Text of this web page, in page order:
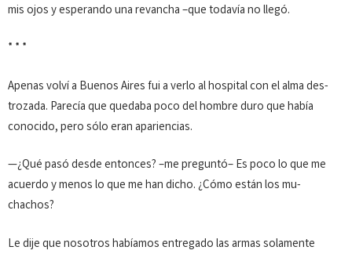
mis ojos y esperando una revancha –que todavía no lle­gó.
* * *
Apenas volví a Buenos Aires fui a verlo al hospital con el alma des­
trozada. Parecía que quedaba poco del hombre duro que había
conocido, pero sólo eran apariencias.
—¿Qué pasó desde enton­ces? –me preguntó– Es poco lo que me
acuerdo y menos lo que me han dicho. ¿Cómo están los mu­
chachos?
Le dije que nosotros habíamos entregado las armas sola­men­te